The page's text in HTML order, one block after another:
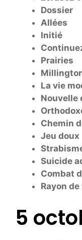
Dossier
Allées
Initié
Prairies
La vie
Nouvelle
Chemin
Jeu doux
Suicide
Combat
Rayon
5